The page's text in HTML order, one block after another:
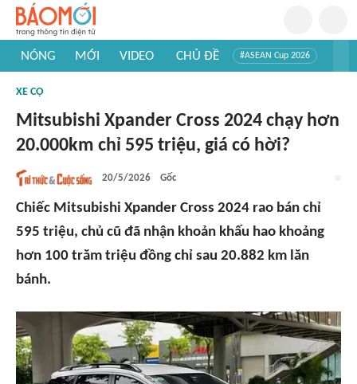
NÓNG MỚI VIDEO CHỦ ĐỀ #ASEAN Cup 2026
#Khám phá thế giới
XE CỘ
Mitsubishi Xpander Cross 2024 chạy hơn
20.000km chỉ 595 triệu, giá có hời?
20/5/2026 Gốc
Chiếc Mitsubishi Xpander Cross 2024 rao bán chỉ
595 triệu, chủ cũ đã nhận khoản khấu hao khoảng
hơn 100 trăm triệu đồng chỉ sau 20.882 km lăn
bánh.